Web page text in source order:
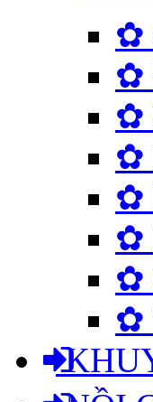
✿
✿
✿
✿
✿
✿
✿
✿